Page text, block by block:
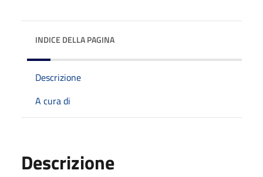
INDICE DELLA PAGINA
Descrizione
A cura di
Descrizione